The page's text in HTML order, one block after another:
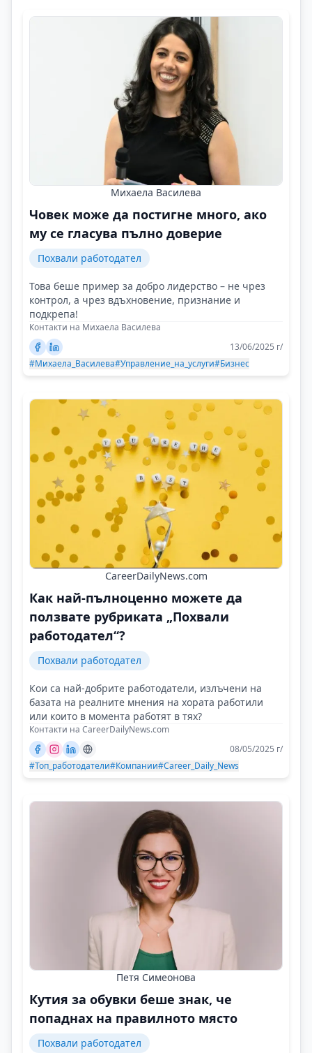
Михаела Василева
Човек може да постигне много, ако
му се гласува пълно доверие
Похвали работодател
Това беше пример за добро лидерство – не чрез
контрол, а чрез вдъхновение, признание и
подкрепа!
Контакти на Михаела Василева
13/06/2025 г/
#Михаела_Василева#Управление_на_услуги#Бизнес
CareerDailyNews.com
Как най-пълноценно можете да
ползвате рубриката „Похвали
работодател“?
Похвали работодател
Кои са най-добрите работодатели, излъчени на
базата на реалните мнения на хората работили
или които в момента работят в тях?
Контакти на CareerDailyNews.com
08/05/2025 г/
#Топ_работодатели#Компании#Career_Daily_News
Петя Симеонова
Кутия за обувки беше знак, че
попаднах на правилното място
Похвали работодател